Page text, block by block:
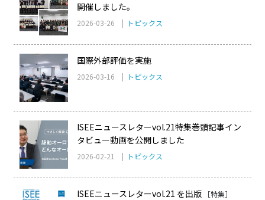
開催しました。
2026-03-26 | トピックス
国際外部評価を実施
2026-03-16 | トピックス
ISEEニュースレターvol.21特集巻頭記事イン
タビュー動画を公開しました
2026-02-21 | トピックス
ISEEニュースレターvol.21 を出版
［特集］